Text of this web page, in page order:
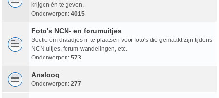
krijgen én te geven.
Onderwerpen: 4015
Foto's NCN- en forumuitjes
Sectie om draadjes in te plaatsen voor foto's die gemaakt zijn tijdens
NCN uitjes, forum-wandelingen, etc.
Onderwerpen: 573
Analoog
Onderwerpen: 277